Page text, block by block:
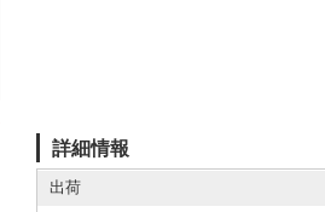
詳細情報
出荷